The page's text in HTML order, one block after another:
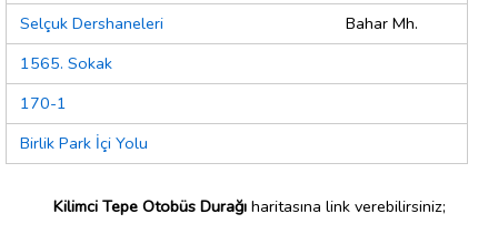
Selçuk Dershaneleri
Bahar Mh.
1565. Sokak
170-1
Birlik Park İçi Yolu
Kilimci Tepe Otobüs Durağıharitasına link verebilirsiniz;